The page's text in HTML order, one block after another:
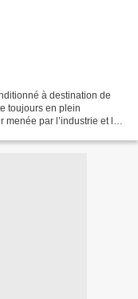
à destination de
toujours en plein
par l’industrie et les